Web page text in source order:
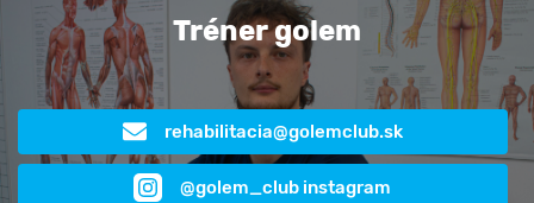
Tréner golem
rehabilitacia@golemclub.sk
@golem_club instagram